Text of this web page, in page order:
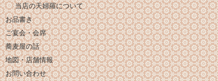
当店の天婦羅について
お品書き
ご宴会・会席
蕎麦屋の話
地図・店舗情報
お問い合わせ